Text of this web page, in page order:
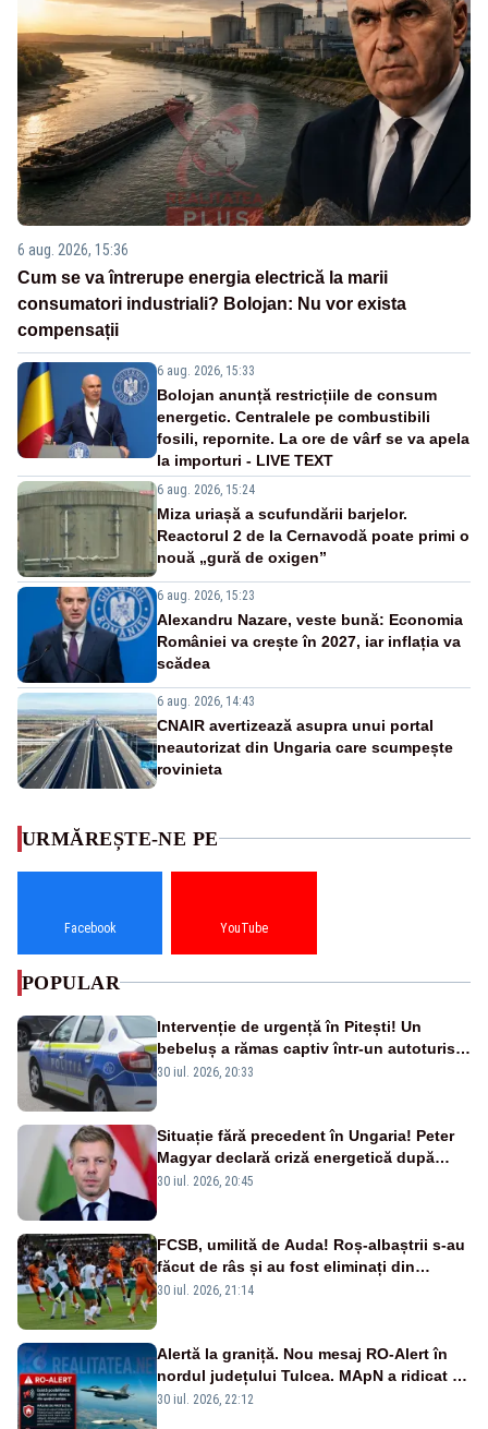
6 aug. 2026, 15:36
Cum se va întrerupe energia electrică la marii
consumatori industriali? Bolojan: Nu vor exista
compensații
6 aug. 2026, 15:33
Bolojan anunță restricțiile de consum
energetic. Centralele pe combustibili
fosili, repornite. La ore de vârf se va apela
la importuri - LIVE TEXT
6 aug. 2026, 15:24
Miza uriașă a scufundării barjelor.
Reactorul 2 de la Cernavodă poate primi o
nouă „gură de oxigen”
6 aug. 2026, 15:23
Alexandru Nazare, veste bună: Economia
României va crește în 2027, iar inflația va
scădea
6 aug. 2026, 14:43
CNAIR avertizează asupra unui portal
neautorizat din Ungaria care scumpește
rovinieta
URMĂREȘTE-NE PE
Facebook YouTube
POPULAR
Intervenție de urgență în Pitești! Un
bebeluș a rămas captiv într-un autoturism
din cauza unei defecțiuni
30 iul. 2026, 20:33
Situație fără precedent în Ungaria! Peter
Magyar declară criză energetică după
oprirea centralei de la Paks
30 iul. 2026, 20:45
FCSB, umilită de Auda! Roș-albaștrii s-au
făcut de râs și au fost eliminați din
Conference League
30 iul. 2026, 21:14
Alertă la graniță. Nou mesaj RO-Alert în
nordul județului Tulcea. MApN a ridicat de
la sol două avioane F-16
30 iul. 2026, 22:12